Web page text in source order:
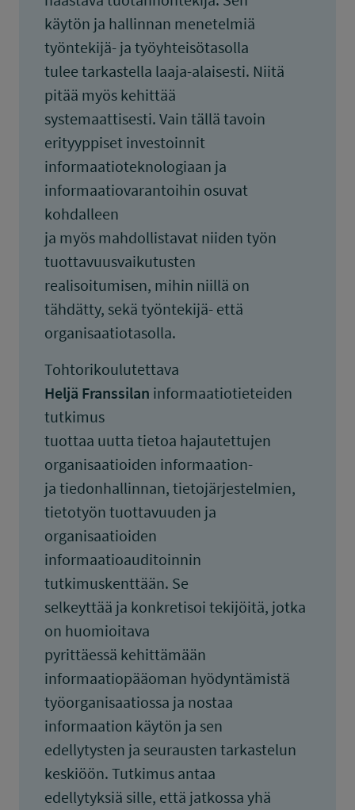
käytön ja hallinnan menetelmiä
työntekijä- ja työyhteisötasolla
tulee tarkastella laaja-alaisesti. Niitä
pitää myös kehittää
systemaattisesti. Vain tällä tavoin
erityyppiset investoinnit
informaatioteknologiaan ja
informaatiovarantoihin osuvat
kohdalleen
ja myös mahdollistavat niiden työn
tuottavuusvaikutusten
realisoitumisen, mihin niillä on
tähdätty, sekä työntekijä- että
organisaatiotasolla.
Tohtorikoulutettava
Heljä Franssilan informaatiotieteiden
tutkimus
tuottaa uutta tietoa hajautettujen
organisaatioiden informaation-
ja tiedonhallinnan, tietojärjestelmien,
tietotyön tuottavuuden ja
organisaatioiden
informaatioauditoinnin
tutkimuskenttään. Se
selkeyttää ja konkretisoi tekijöitä, jotka
on huomioitava
pyrittäessä kehittämään
informaatiopääoman hyödyntämistä
työorganisaatiossa ja nostaa
informaation käytön ja sen
edellytysten ja seurausten tarkastelun
keskiöön. Tutkimus antaa
edellytyksiä sille, että jatkossa yhä